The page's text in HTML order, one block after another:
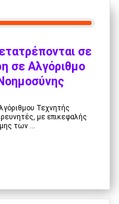
σε
σε Αλγόριθμο
Τεχνητής
με επικεφαλής
των ...